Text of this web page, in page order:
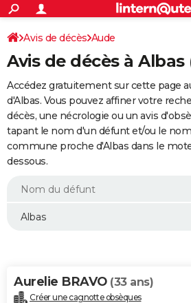
ACTUALITÉS
Politique
Société
Faits Divers
Education
Monde
Villes
+
SPORT
Coupe du monde 2026
Football
Tennis
Cyclisme
Rugby
Forum
Programme TV
TNT
Streaming
Cinéma
Sorties cinéma
Musique
+
FINANCE
Retraite
Epargne
Immobilier
Risques naturels par ville
Assurance
AUTO
Essais
Réserver un essai
Citadines
Berlines
SUV
Forum auto
+
HIGH-TECH
BRICOLAGE
WEEK-END
Alimentation
Guide de la santé
Maladies
Médicaments
Sommeil
VOYAGE
Avis de décès Aude
Avis de décès à Albas
Accédez gratuitement sur cette page
d'Albas. Vous pouvez affiner votre
décès, une nécrologie ou un avis
tapant le nom d'un défunt et/ou le
commune proche d'Albas dans le
dessous.
Aurelie BRAVO (33 ans)
Créer une cagnotte obsèques